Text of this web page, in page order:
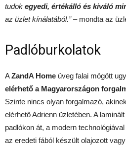
tudok egyedi, értékálló és kiváló
az üzlet kínálatából.” – mondta az
Padlóburkolatok
AZandA Home üveg falai mögött
elérhető a Magyarországon
Szinte nincs olyan forgalmazó,
elérhető Adrienn üzletében. A
padlókon át, a modern
az eredeti fából készült olajozott